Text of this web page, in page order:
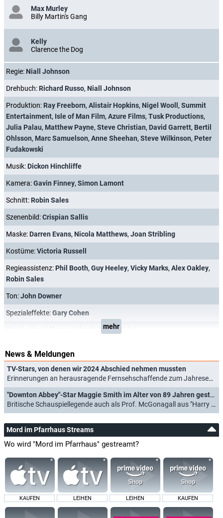
Max Murley
Billy Martin's Gang
Kelly
Clarence the Dog
Regie: Niall Johnson
Drehbuch: Richard Russo, Niall Johnson
Produktion: Ray Freeborn, Alistair Hopkins, Nigel Wooll , Summit
Entertainment, Isle of Man Film, Azure Films, Tusk Productions,
Julia Palau, Matthew Payne, Steve Christian, David Garrett, Bertil
Ohlsson, Marc Samuelson, Anne Sheehan, Steve Wilkinson, Peter
Fudakowski
Musik: Dickon Hinchliffe
Kamera:Gavin Finney, Simon Lamont
Schnitt: Robin Sales
Szenenbild:Crispian Sallis
Maske: Darren Evans, Nicola Matthews, Joan Stribling
Kostüme:Victoria Russell
Regieassistenz: Phil Booth, Guy Heeley, Vicky Marks, Alex Oakley,
Robin Sales
Ton:John Downer
Spezialeffekte:Gary Cohen
Alliance Atlantis Home Video
mehr
News & Meldungen
TV-Stars, von denen wir 2024 Abschied nehmen mussten
Erinnerungen an herausragende Fernsehschaffende zum Jahresende (31.12.2024)
"Downton Abbey"-Star Maggie Smith im Alter von 89 Jahren gestorben
Britische Schauspiellegende auch als Prof. McGonagall aus "Harry Potter"-Filmen bekannt (27.09.2024)
Mord im Pfarrhaus Streams
Wo wird "Mord im Pfarrhaus" gestreamt?
KAUFEN LEIHEN LEIHEN KAUFEN